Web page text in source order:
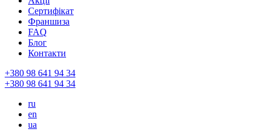
Сертифікат
Франшиза
FAQ
Блог
Контакти
+380 98 641 94 34
+380 98 641 94 34
ru
en
ua